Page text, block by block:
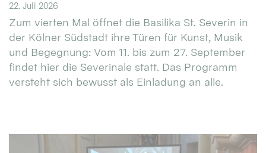
22. Juli 2026
Zum vierten Mal öffnet die Basilika St. Severin in
der Kölner Südstadt ihre Türen für Kunst, Musik
und Begegnung: Vom 11. bis zum 27. September
findet hier die Severinale statt. Das Programm
versteht sich bewusst als Einladung an alle.